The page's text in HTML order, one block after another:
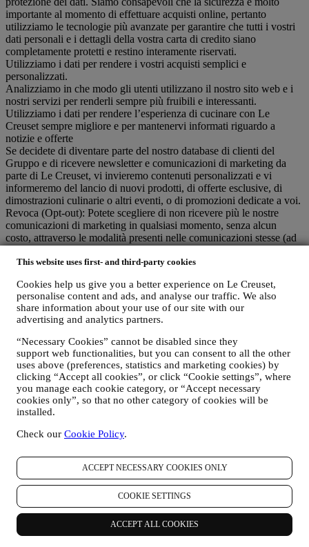
This website uses first- and third-party cookies
Cookies help us give you a better experience on Le Creuset,
personalise content and ads, and analyse our traffic. We also
share information about your use of our site with our
advertising and analytics partners.
“Necessary Cookies” cannot be disabled since they
support web functionalities, but you can consent to all the other
uses above (preferences, statistics and marketing cookies) by
clicking “Accept all cookies”, or click “Cookie settings”, where
you manage each cookie category, or “Accept necessary
cookies only”, so that no other category of cookies will be
installed.
Check our Cookie Policy.
ACCEPT NECESSARY COOKIES ONLY
COOKIE SETTINGS
ACCEPT ALL COOKIES
importante al momento di effettuare acquisti online, pertanto
utilizziamo le tecnologie più avanzate per garantire che tutti i vostri
dati personali e i dettagli della vostra carta di credito siano
completamente protetti e restino interamente riservati.
Utilizziamo i dati per rendere i vostri acquisti semplici e
personalizzati.
Analizziamo in che modo gli utenti utilizzano il nostro sito web e i
nostri servizi per renderli sempre più fruibili e interessanti.
Utilizziamo i dati per rendere l’esperienza di cucinare con Le
Creuset sempre migliore e per mantenervi informati riguardo a
notizie e offerte
Se decidete di diventare parte del nostro database di clienti del
Gruppo e di ricevere newsletter e comunicazioni di marketing da
parte di Le Creuset, vi invieremo contenuti personalizzati e vi
informeremo del lancio di nuovi prodotti, di offerte esclusive, di
dimostrazioni culinarie o altri eventi, o di promozioni dedicate a voi.
Revoca (Opt-out): Potete scegliere di non ricevere più le nostre
comunicazioni di marketing in qualsiasi momento, senza alcun
costo, attraverso le modalità presenti nelle comunicazioni stesse (ad
in fondo a qualsiasi newsletter), in ogni caso se desiderate
un’email all’indirizzoprivacy@lecreuset.com. Elaboreremo la vostra
richiesta il prima possibile, nel frattempo potreste ricevere comunque
alcune comunicazioni fino a quando la vostra richiesta non sarà
completamente evasa.
I vostri dati sono sotto il vostro controllo
Ricordatevi che voi avete il controllo dei vostri dati e potete gestire
le vostre preferenze in qualsiasi momento. Vi assicuriamo che non
trasmetteremo mai i vostri dati a terze parti esterne per i loro scopi di
marketing senza la vostra autorizzazione. Per qualsiasi informazione
o per esercitare i vostri diritti ai sensi privacy, potete inviarci un'e-
mail all'indirizzo privacy@lecreuset.com per segnalarci la vostra
Le Creuset è impegnata a proteggere i vostri dati personali e la
vostra privacy e la presente Informativa illustra in che modo
raccogliamo e trattiamo i vostri dati personali in conformità alla
normativa UE in materia di protezione dei dati (ivi incluso il
regolamento generale sulla protezione dei dati dell’UE 2016/679) e
alla legge applicabile in materia di protezione dei dati nel vostro
Paese, territorio o luogo di residenza (le “Leggi in materia di